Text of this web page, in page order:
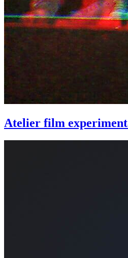
Atelier film